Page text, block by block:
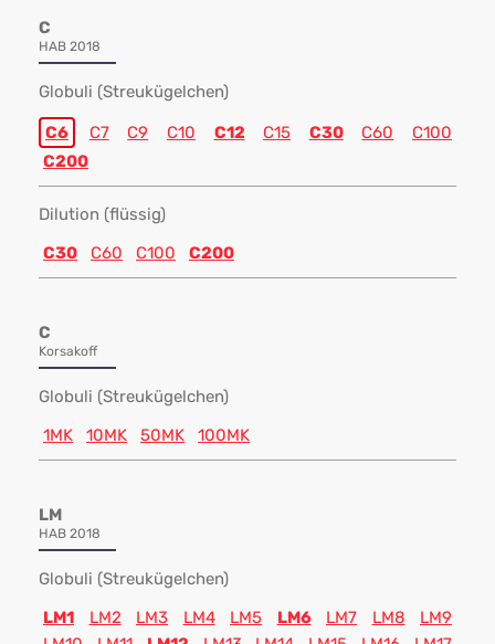
C
HAB 2018
Globuli (Streukügelchen)
C6 C7 C9 C10 C12 C15 C30 C60
C100
C200
Dilution (flüssig)
C30
C60 C100 C200
C
Korsakoff
Globuli (Streukügelchen)
1MK
10MK 50MK 100MK
LM
HAB 2018
Globuli (Streukügelchen)
LM1
LM2 LM3 LM4 LM5 LM6 LM7 LM8
LM9